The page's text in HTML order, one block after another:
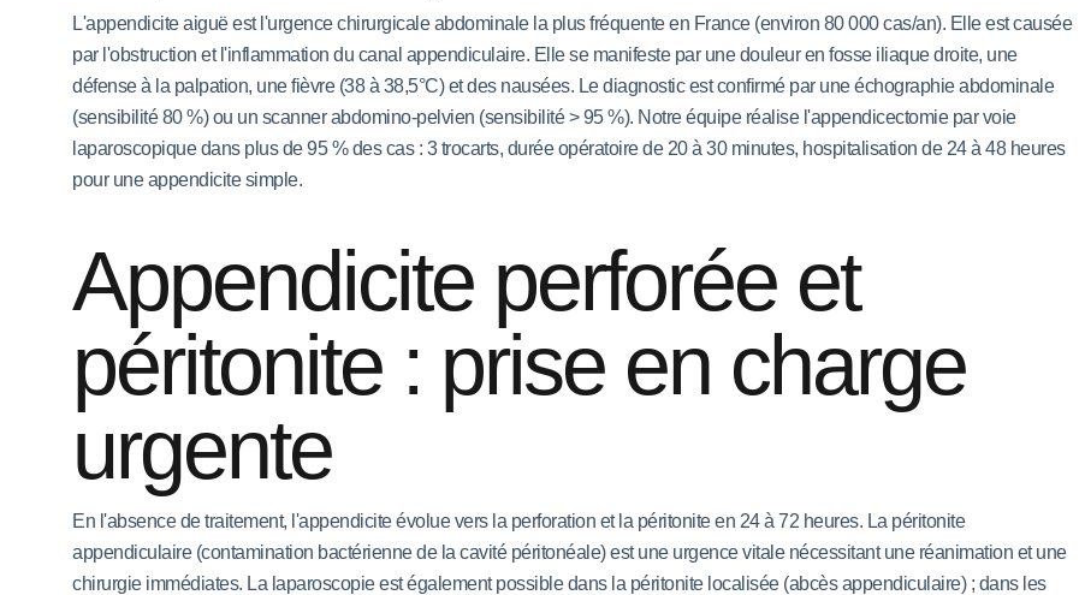
L'appendicite aiguë est l'urgence chirurgicale abdominale la plus fréquente en France (environ 80 000 cas/an). Elle est causée
par l'obstruction et l'inflammation du canal appendiculaire. Elle se manifeste par une douleur en fosse iliaque droite, une
défense à la palpation, une fièvre (38 à 38,5°C) et des nausées. Le diagnostic est confirmé par une échographie abdominale
(sensibilité 80 %) ou un scanner abdomino-pelvien (sensibilité > 95 %). Notre équipe réalise l'appendicectomie par voie
laparoscopique dans plus de 95 % des cas : 3 trocarts, durée opératoire de 20 à 30 minutes, hospitalisation de 24 à 48 heures
pour une appendicite simple.
Appendicite perforée et
péritonite : prise en charge
urgente
En l'absence de traitement, l'appendicite évolue vers la perforation et la péritonite en 24 à 72 heures. La péritonite
appendiculaire (contamination bactérienne de la cavité péritonéale) est une urgence vitale nécessitant une réanimation et une
chirurgie immédiates. La laparoscopie est également possible dans la péritonite localisée (abcès appendiculaire) ; dans les